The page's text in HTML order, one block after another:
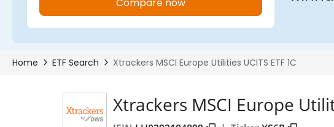
Xtrackers MSCI Europe